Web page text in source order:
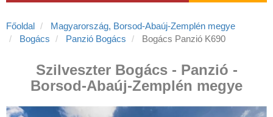
Főoldal
Magyarország, Borsod-Abaúj-Zemplén megye
Bogács
Panzió Bogács Bogács Panzió K690
Szilveszter Bogács - Panzió -
Borsod-Abaúj-Zemplén megye